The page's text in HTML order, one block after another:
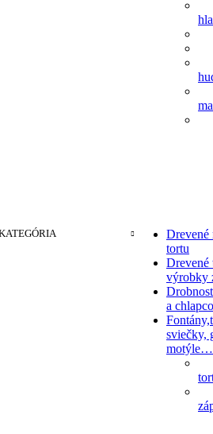
Drevené
tortu
výrobky
a
sviečky,